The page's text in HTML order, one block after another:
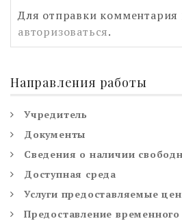
Для отправки
авторизоваться.
Направления работы
Учредитель
Документы
Сведения о наличии
Доступная среда
Услуги предоставляемые
Предоставление